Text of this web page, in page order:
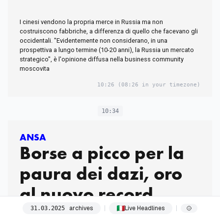
I cinesi vendono la propria merce in Russia ma non
costruiscono fabbriche, a differenza di quello che facevano gli
occidentali. "Evidentemente non considerano, in una
prospettiva a lungo termine (10-20 anni), la Russia un mercato
strategico", è l'opinione diffusa nella business community
moscovita
10:26 (08:26 in your timezone)
10:34
ANSA
Borse a picco per la
paura dei dazi, oro
al nuovo record
31.03.2025 archives Live Headlines